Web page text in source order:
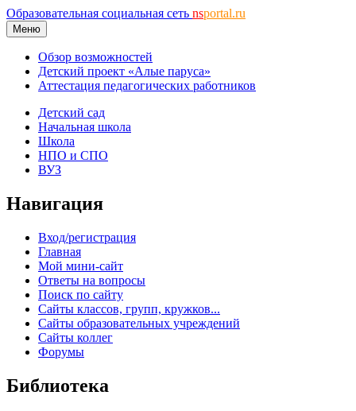
Образовательная социальная сеть nsportal.ru
Меню
Обзор возможностей
Детский проект «Алые паруса»
Аттестация педагогических работников
Детский сад
Начальная школа
Школа
НПО и СПО
ВУЗ
Навигация
Вход/регистрация
Главная
Мой мини-сайт
Ответы на вопросы
Поиск по сайту
Сайты классов, групп, кружков...
Сайты образовательных учреждений
Сайты коллег
Форумы
Библиотека